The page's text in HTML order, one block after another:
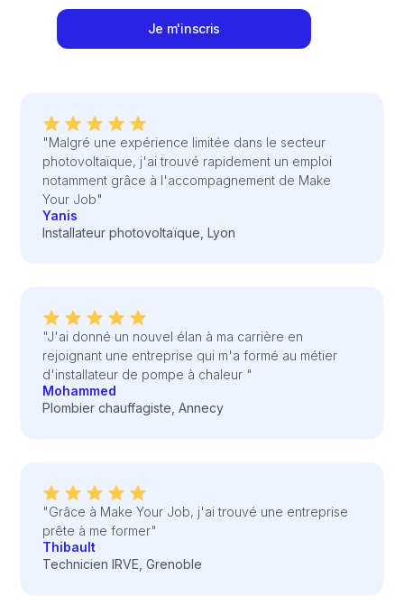
Je m'inscris
"Malgré une expérience limitée dans le secteur
photovoltaïque, j'ai trouvé rapidement un emploi
notamment grâce à l'accompagnement de Make
Your Job"
Yanis
Installateur photovoltaïque, Lyon
"J'ai donné un nouvel élan à ma carrière en
rejoignant une entreprise qui m'a formé au métier
d'installateur de pompe à chaleur "
Mohammed
Plombier chauffagiste, Annecy
"Grâce à Make Your Job, j'ai trouvé une entreprise
prête à me former"
Thibault
Technicien IRVE, Grenoble